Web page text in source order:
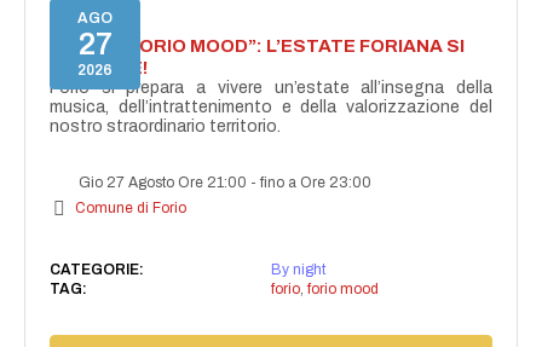
AGO
27
2026
NASCE “FORIO MOOD”: L’ESTATE FORIANA SI
ACCENDE!
Forio si prepara a vivere un’estate all’insegna della
musica, dell’intrattenimento e della valorizzazione del
nostro straordinario territorio.
Gio 27 Agosto Ore 21:00 -fino a Ore 23:00
Comune di Forio
CATEGORIE:
By night
TAG:
forio, forio mood